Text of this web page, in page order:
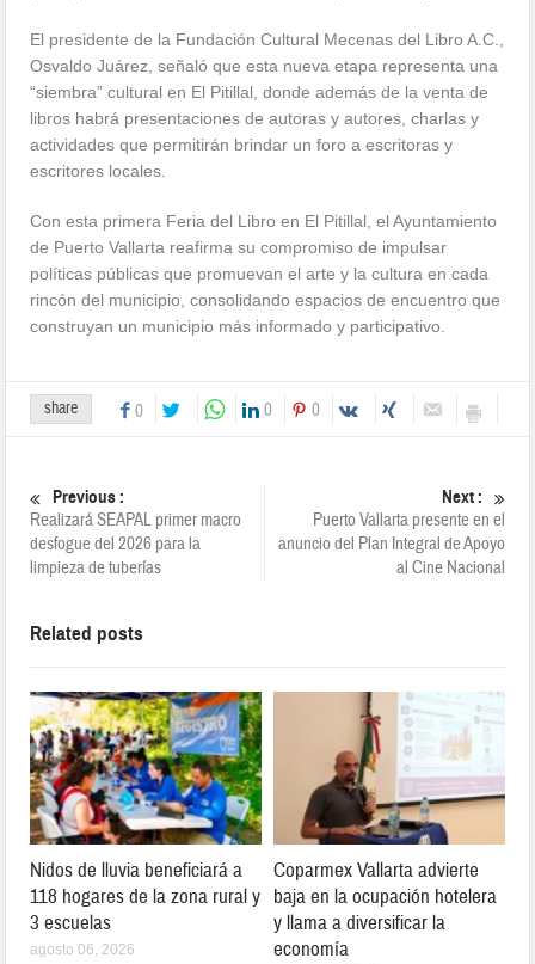
El presidente de la Fundación Cultural Mecenas del Libro A.C.,
Osvaldo Juárez, señaló que esta nueva etapa representa una
“siembra” cultural en El Pitillal, donde además de la venta de
libros habrá presentaciones de autoras y autores, charlas y
actividades que permitirán brindar un foro a escritoras y
escritores locales.
Con esta primera Feria del Libro en El Pitillal, el Ayuntamiento
de Puerto Vallarta reafirma su compromiso de impulsar
políticas públicas que promuevan el arte y la cultura en cada
rincón del municipio, consolidando espacios de encuentro que
construyan un municipio más informado y participativo.
share 0 0 0
Previous :
Realizará SEAPAL primer macro
desfogue del 2026 para la
limpieza de tuberías
Next :
Puerto Vallarta presente en el
anuncio del Plan Integral de Apoyo
al Cine Nacional
Related posts
Nidos de lluvia beneficiará a
118 hogares de la zona rural y
3 escuelas
agosto 06, 2026
Coparmex Vallarta advierte
baja en la ocupación hotelera
y llama a diversificar la
economía